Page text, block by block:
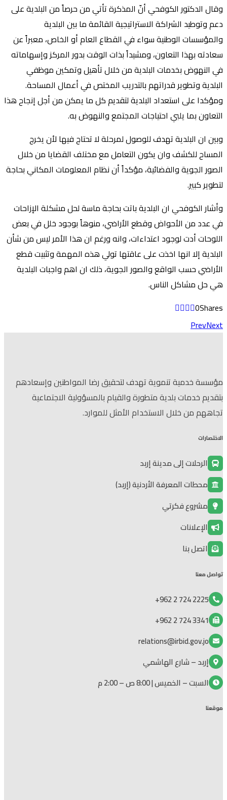
وقال الدكتور الكوفحي أنّ المذكرة تأتي من حرصاً من البلدية على
دعم وتوطيد الشراكة الاستراتيجية القائمة ما بين البلدية
والمؤسسات الوطنية سواء في القطاع العام أو الخاص، معبراً عن
سعادته بهذا التعاون، ومشيداً بذات الوقت بدور المركز وإسهاماته
في النهوض بخدمات البلدية من خلال تأهيل وتمكين موظفي
البلدية وتطوير قدراتهم بالتدريب المختص في أعمال المساحة.
ومؤكدا على استعداد البلدية لتقديم كل ما يمكن من أجل إنجاح هذا
التعاون بما يلبي احتياجات المجتمع والنهوض به.
وبين ان البلدية تهدف للوصول لمرحلة لا تحتاج فيها لأن يخرج
المساح للكشف وان يكون التعامل مع مختلف القضايا من خلال
الصور الجوية والفضائية، مؤكداً أن نظام المعلومات المكاني بحاجة
لتطوير كبير.
وأشار الكوفحي ان البلدية باتت بحاجة ماسة لحل مشكلة الإزاحات
في عدد من الأحواض وقطع الأراضي، منوهاً بوجود خلل في بعض
اللوحات أدت لوجود اعتداءات، وانه ورغم ان هذا الأمر ليس من شأن
البلدية إلا انها اخذت على عاقتها تولي هذه المهمة وتثبيت قطع
الأراضي حسب الواقع والصور الجوية، ذلك ان اهم واجبات البلدية
هي حل مشاكل الناس.
0Shares
PrevNext
مؤسسة خدمية تنموية تهدف لتحقيق رضا المواطنين وإسعادهم
بتقديم خدمات بلدية متطورة والقيام بالمسؤولية الاجتماعية
تجاههم من خلال الاستخدام الأمثل للموارد.
الاختصارات
الرحلات إلى مدينة إربد
محطات المعرفة الأردنية (إربد)
مشروع فكرتي
الإعلانات
اتصل بنا
تواصل معنا
2225 724 2 962+
3341 724 2 962+
relations@irbid.gov.jo
إربد – شارع الهاشمي
السبت – الخميس | 8:00 ص – 2:00 م
موقعنا